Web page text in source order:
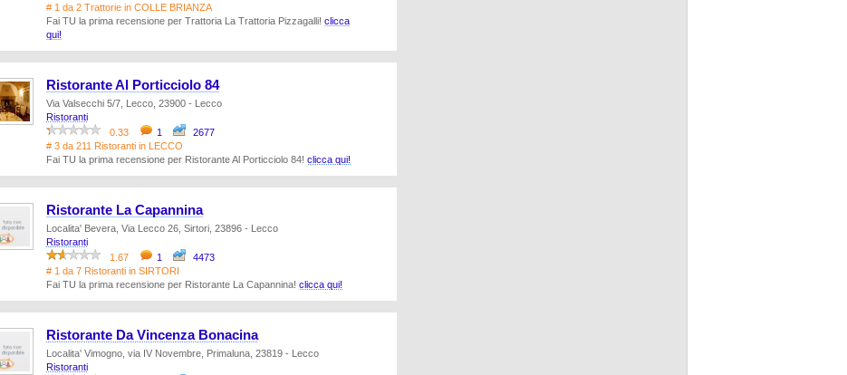
# 1 da 2 Trattorie in COLLE BRIANZA
Fai TU la prima recensione per Trattoria La Trattoria Pizzagalli! clicca
qui!
Ristorante Al Porticciolo 84
Via Valsecchi 5/7, Lecco, 23900 - Lecco
Ristoranti
0.33
1
2677
# 3 da 211 Ristoranti in LECCO
Fai TU la prima recensione per Ristorante Al Porticciolo 84! clicca qui!
Ristorante La Capannina
Localita' Bevera, Via Lecco 26, Sirtori, 23896 - Lecco
Ristoranti
1.67
1
4473
# 1 da 7 Ristoranti in SIRTORI
Fai TU la prima recensione per Ristorante La Capannina! clicca qui!
Ristorante Da Vincenza Bonacina
Localita' Vimogno, via IV Novembre, Primaluna, 23819 - Lecco
Ristoranti